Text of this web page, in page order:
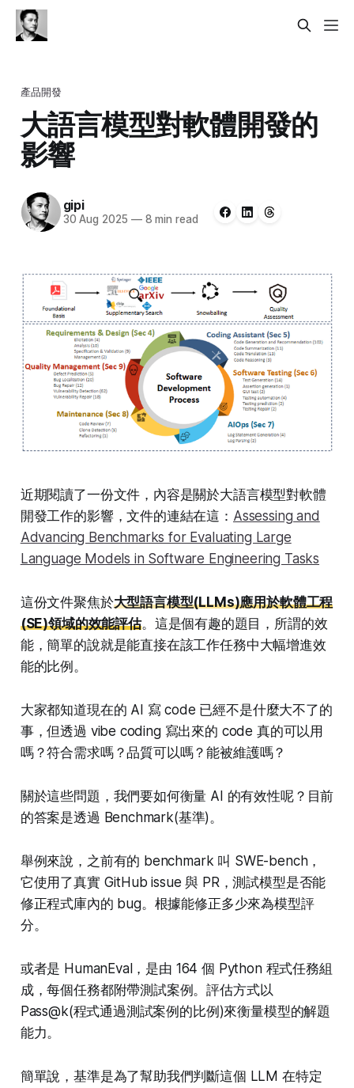
產品開發
大語言模型對軟體開發的
影響
gipi
30 Aug 2025 —8 min read
近期閱讀了一份文件，內容是關於大語言模型對軟體
開發工作的影響，文件的連結在這： Assessing and
Advancing Benchmarks for Evaluating Large
Language Models in Software Engineering Tasks
這份文件聚焦於大型語言模型(LLMs)應用於軟體工程
(SE)領域的效能評估。這是個有趣的題目，所謂的效
能，簡單的說就是能直接在該工作任務中大幅增進效
能的比例。
大家都知道現在的 AI 寫 code 已經不是什麼大不了的
事，但透過 vibe coding 寫出來的 code 真的可以用
嗎？符合需求嗎？品質可以嗎？能被維護嗎？
關於這些問題，我們要如何衡量 AI 的有效性呢？目前
的答案是透過 Benchmark(基準)。
舉例來說，之前有的 benchmark 叫 SWE-bench，
它使用了真實 GitHub issue 與 PR，測試模型是否能
修正程式庫內的 bug。根據能修正多少來為模型評
分。
或者是 HumanEval，是由 164 個 Python 程式任務組
成，每個任務都附帶測試案例。評估方式以
Pass@k(程式通過測試案例的比例)來衡量模型的解題
能力。
簡單說，基準是為了幫助我們判斷這個 LLM 在特定